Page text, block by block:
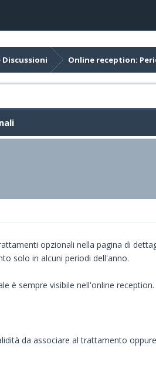
Discussioni Online reception:
opzionali nella pagina di
solo in alcuni periodi dell'anno.
è sempre visibile nell'online reception.
da associare al trattamento